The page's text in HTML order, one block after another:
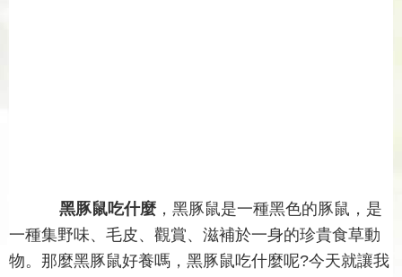
黑豚鼠吃什麼，黑豚鼠是一種黑色的豚鼠，是
一種集野味、毛皮、觀賞、滋補於一身的珍貴食草動
物。那麼黑豚鼠好養嗎，黑豚鼠吃什麼呢?今天就讓我